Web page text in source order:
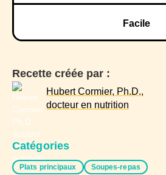
Facile
Recette créée par :
Hubert Cormier, Ph.D.,
docteur en nutrition
Catégories
Plats principaux Soupes-repas